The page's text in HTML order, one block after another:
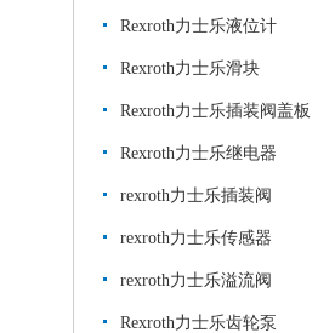
Rexroth力士乐液位计
Rexroth力士乐滑块
Rexroth力士乐插装阀盖板
Rexroth力士乐继电器
rexroth力士乐插装阀
rexroth力士乐传感器
rexroth力士乐溢流阀
Rexroth力士乐齿轮泵